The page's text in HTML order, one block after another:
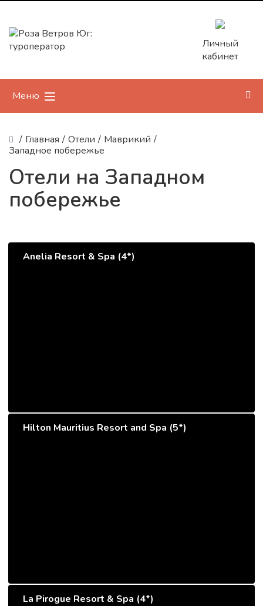
Личный
кабинет
Меню
/ Главная / Отели / Маврикий /
Западное побережье
Отели на Западном
побережье
Anelia Resort & Spa (4*)
Hilton Mauritius Resort and Spa (5*)
La Pirogue Resort & Spa (4*)